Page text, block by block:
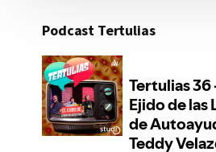
Podcast Tertulias